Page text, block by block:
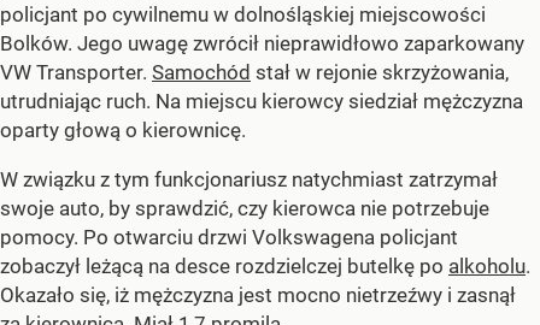
policjant po cywilnemu w dolnośląskiej miejscowości
Bolków. Jego uwagę zwrócił nieprawidłowo zaparkowany
VW Transporter. Samochód stał w rejonie skrzyżowania,
utrudniając ruch. Na miejscu kierowcy siedział mężczyzna
oparty głową o kierownicę.
W związku z tym funkcjonariusz natychmiast zatrzymał
swoje auto, by sprawdzić, czy kierowca nie potrzebuje
pomocy. Po otwarciu drzwi Volkswagena policjant
zobaczył leżącą na desce rozdzielczej butelkę po alkoholu.
Okazało się, iż mężczyzna jest mocno nietrzeźwy i zasnął